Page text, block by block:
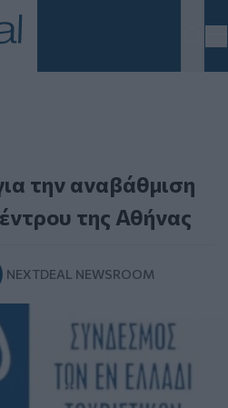
την αναβάθμιση
της Αθήνας
NEXTDEAL NEWSROOM